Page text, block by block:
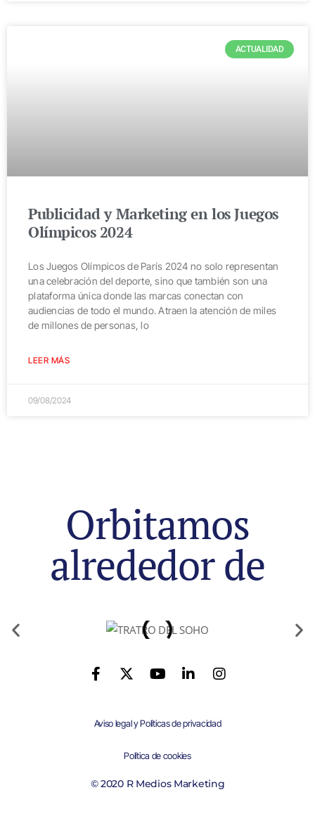
ACTUALIDAD
Publicidad y Marketing en los Juegos
Olímpicos 2024
Los Juegos Olímpicos de París 2024 no solo representan
una celebración del deporte, sino que también son una
plataforma única donde las marcas conectan con
audiencias de todo el mundo. Atraen la atención de miles
de millones de personas, lo
LEER MÁS
09/08/2024
Orbitamos
alrededor de
Aviso legal y Políticas de privacidad
Política de cookies
© 2020 R Medios Marketing